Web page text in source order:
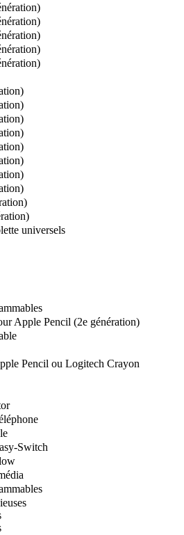
universels
Apple Pencil (2e génération)
Pencil ou Logitech Crayon
Switch